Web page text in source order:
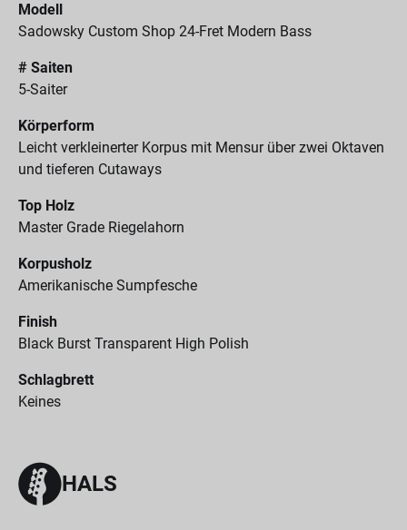
Modell
Sadowsky Custom Shop 24-Fret Modern Bass
# Saiten
5-Saiter
Körperform
Leicht verkleinerter Korpus mit Mensur über zwei Oktaven
und tieferen Cutaways
Top Holz
Master Grade Riegelahorn
Korpusholz
Amerikanische Sumpfesche
Finish
Black Burst Transparent High Polish
Schlagbrett
Keines
HALS